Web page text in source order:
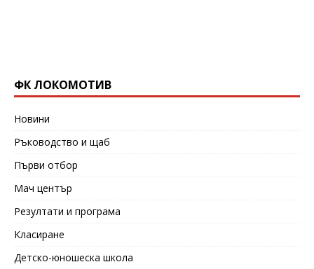
ФК ЛОКОМОТИВ
Новини
Ръководство и щаб
Първи отбор
Мач център
Резултати и програма
Класиране
Детско-юношеска школа